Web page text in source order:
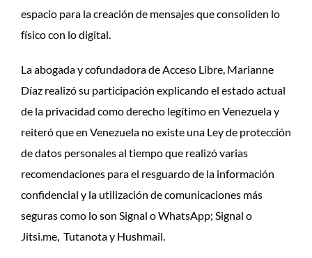
espacio para la creación de mensajes que consoliden lo
físico con lo digital.
La abogada y cofundadora de Acceso Libre, Marianne
Díaz realizó su participación explicando el estado actual
de la privacidad como derecho legítimo en Venezuela y
reiteró que en Venezuela no existe una Ley de protección
de datos personales al tiempo que realizó varias
recomendaciones para el resguardo de la información
confidencial y la utilización de comunicaciones más
seguras como lo son Signal o WhatsApp; Signal o
Jitsi.me, Tutanota y Hushmail.